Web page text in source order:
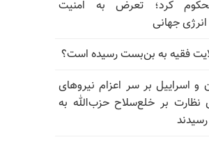
کرد؛ تعرض به امنیت
جهانی
فقیه به بن‌بست رسیده است؟
و اسراییل بر سر اعزام نیروهای
نظارت بر خلع‌سلاح حزب‌الله به